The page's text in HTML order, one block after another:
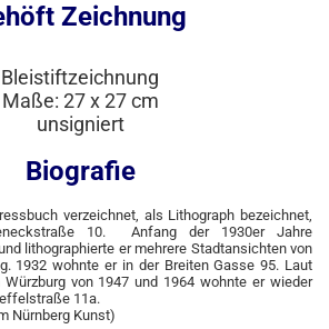
Zeichnung
Bleistiftzeichnung
Maße: 27 x 27 cm
unsigniert
Biografie
verzeichnet, als Lithograph bezeichnet,
10. Anfang der 1930er Jahre
lithographierte er mehrere Stadtansichten von
1932 wohnte er in der Breiten Gasse 95. Laut
von 1947 und 1964 wohnte er wieder
11a.
Nürnberg Kunst)